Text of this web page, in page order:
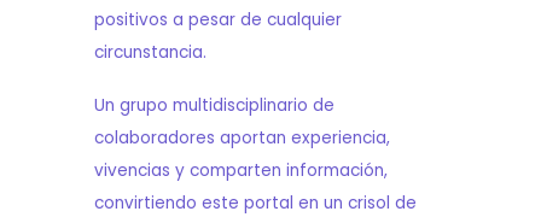
positivos a pesar de cualquier
circunstancia.
Un grupo multidisciplinario de
colaboradores aportan experiencia,
vivencias y comparten información,
convirtiendo este portal en un crisol de